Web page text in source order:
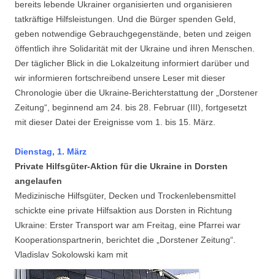
bereits lebende Ukrainer organisierten und organisieren
tatkräftige Hilfsleistungen. Und die Bürger spenden Geld,
geben notwendige Gebrauchgegenstände, beten und zeigen
öffentlich ihre Solidarität mit der Ukraine und ihren Menschen.
Der täglicher Blick in die Lokalzeitung informiert darüber und
wir informieren fortschreibend unsere Leser mit dieser
Chronologie über die Ukraine-Berichterstattung der „Dorstener
Zeitung“, beginnend am 24. bis 28. Februar (III), fortgesetzt
mit dieser Datei der Ereignisse vom 1. bis 15. März.
Dienstag, 1. März
Private Hilfsgüter-Aktion für die Ukraine in Dorsten
angelaufen
Medizinische Hilfsgüter, Decken und Trockenlebensmittel
schickte eine private Hilfsaktion aus Dorsten in Richtung
Ukraine: Erster Transport war am Freitag, eine Pfarrei war
Kooperationspartnerin, berichtet die „Dorstener Zeitung“.
Vladislav Sokolowski kam mit